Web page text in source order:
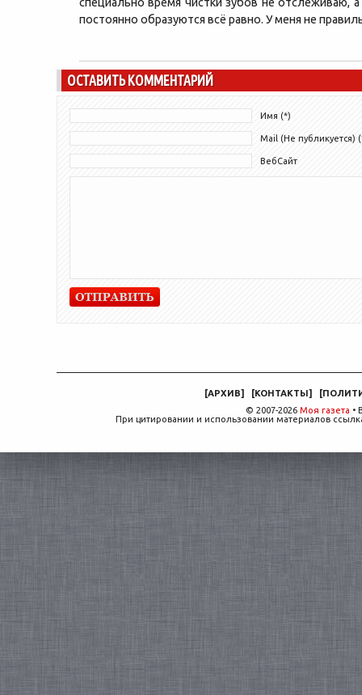
постоянно образуются всё равно. У меня не
ОСТАВИТЬ КОММЕНТАРИЙ
Имя (*)
Mail (Не публикуется)
ВебСайт
[АРХИВ] [КОНТАКТЫ] [
© 2007-2026 Моя газета •
При цитировании и использовании материалов